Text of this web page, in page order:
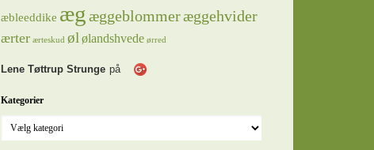
æbleeddike æg æggeblommeræggehvider
ærter ærteskud øl ølandshvede ørred
Lene Tøttrup Strunge på
Kategorier